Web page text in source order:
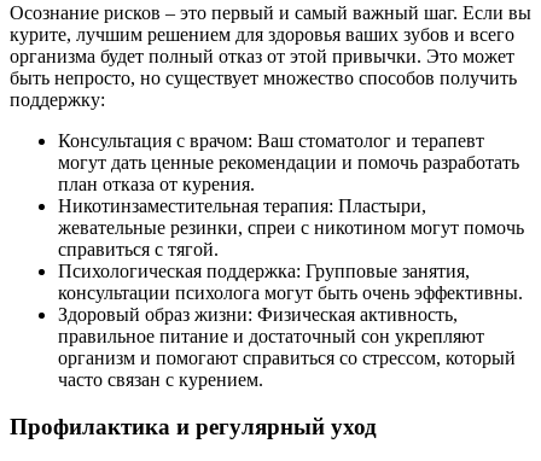
Осознание рисков – это первый и самый важный шаг. Если вы
курите, лучшим решением для здоровья ваших зубов и всего
организма будет полный отказ от этой привычки. Это может
быть непросто, но существует множество способов получить
поддержку:
Консультация с врачом: Ваш стоматолог и терапевт
могут дать ценные рекомендации и помочь разработать
план отказа от курения.
Никотинзаместительная терапия: Пластыри,
жевательные резинки, спреи с никотином могут помочь
справиться с тягой.
Психологическая поддержка: Групповые занятия,
консультации психолога могут быть очень эффективны.
Здоровый образ жизни: Физическая активность,
правильное питание и достаточный сон укрепляют
организм и помогают справиться со стрессом, который
часто связан с курением.
Профилактика и регулярный уход